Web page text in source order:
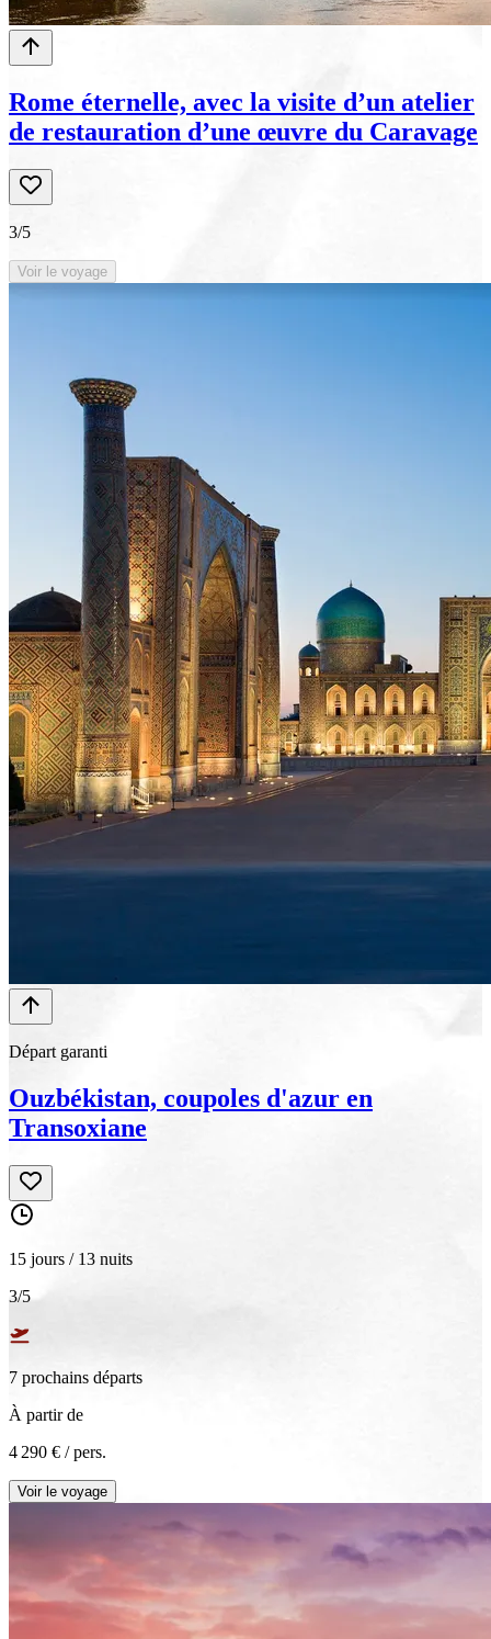
Rome éternelle, avec la visite d’un atelier
de restauration d’une œuvre du Caravage
3/5
Voir le voyage
Départ garanti
Ouzbékistan, coupoles d'azur en
Transoxiane
15 jours / 13 nuits
3/5
7 prochains départs
À partir de
4 290 € / pers.
Voir le voyage